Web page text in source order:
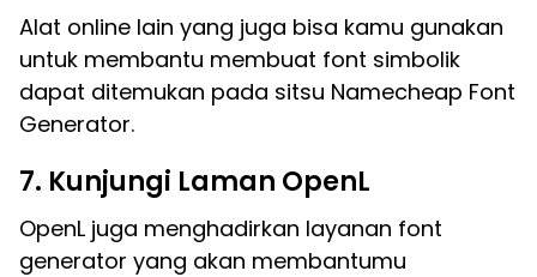
Alat online lain yang juga bisa kamu gunakan
untuk membantu membuat font simbolik
dapat ditemukan pada sitsu Namecheap Font
Generator.
7. Kunjungi Laman OpenL
OpenL juga menghadirkan layanan font
generator yang akan membantumu